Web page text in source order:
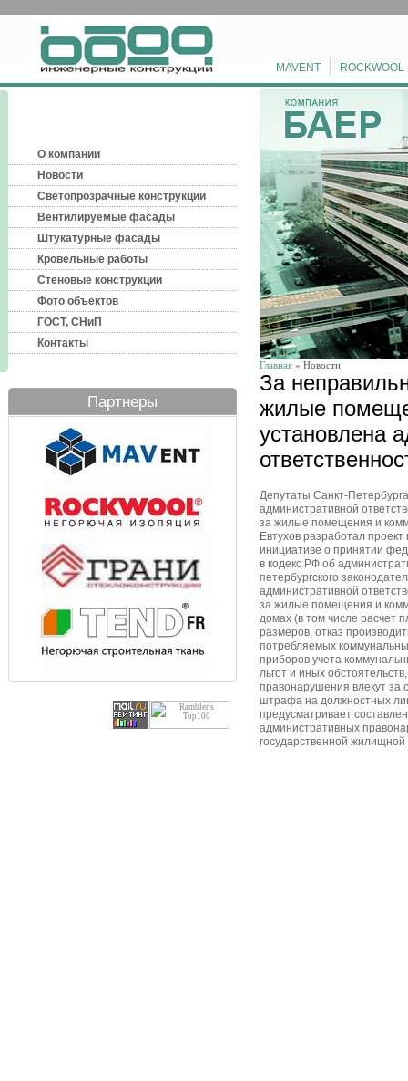
MAVENT ROCKWOOL
О компании
Новости
Светопрозрачные конструкции
Вентилируемые фасады
Штукатурные фасады
Кровельные работы
Стеновые конструкции
Фото объектов
ГОСТ, СНиП
Контакты
Партнеры
Главная » Новости
За
жилые
установлена
Депутаты Санкт-
административной
за жилые помещения и
Евтухов разработал
инициативе о принятии
в кодекс РФ об
петербургского
административной
за жилые помещения и
домах (в том числе расчет
размеров, отказ
потребляемых
приборов учета
льгот и иных
правонарушения влекут за
штрафа на должностных
предусматривает
административных
государственной жилищной